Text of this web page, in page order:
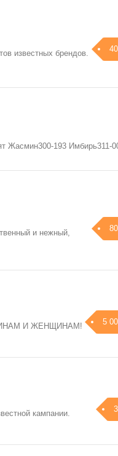
известных брендов.
Жасмин300-193 Имбирь311-
и нежный,
5
И ЖЕНЩИНАМ!
кампании.